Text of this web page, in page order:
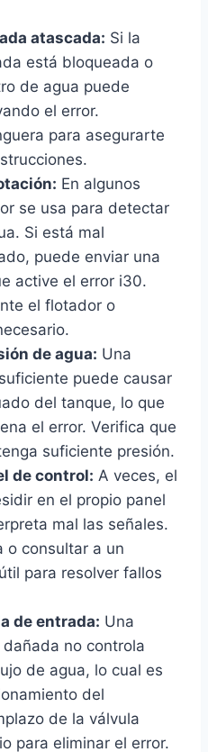
atascada: Si la
está bloqueada o
de agua puede
el error.
para asegurarte
En algunos
se usa para detectar
Si está mal
puede enviar una
active el error i30.
el flotador o
de agua: Una
puede causar
del tanque, lo que
el error. Verifica que
suficiente presión.
de control: A veces, el
en el propio panel
mal las señales.
o consultar a un
para resolver fallos
de entrada: Una
no controla
de agua, lo cual es
del
de la válvula
para eliminar el error.